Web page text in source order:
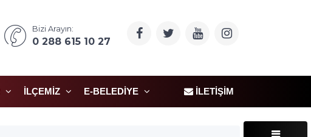
Bizi Arayın:
0 288 615 10 27
İLÇEMIZ E-BELEDIYE İLETIŞIM